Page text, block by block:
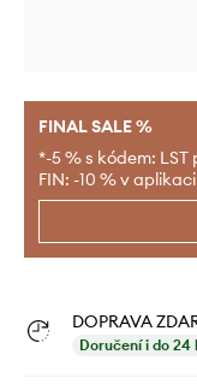
FINAL SALE %
*-5 % s kódem: LST
FIN: -10 % v
DOPRAVA
Doručení i do 24